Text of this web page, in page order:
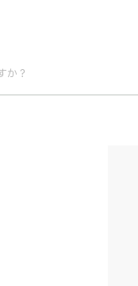
科学が教えるコミュニケーション